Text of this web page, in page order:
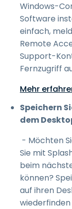
Windows-
Software
einfach,
Remote
Support-
Fernzugriff
Mehr
Speichern
dem
- Möchten
Sie mit
beim
können?
auf ihren
wiederfinden